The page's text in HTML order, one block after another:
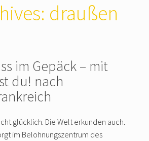
draußen
im Gepäck – mit
du! nach
glücklich. Die Welt erkunden auch.
im Belohnungszentrum des